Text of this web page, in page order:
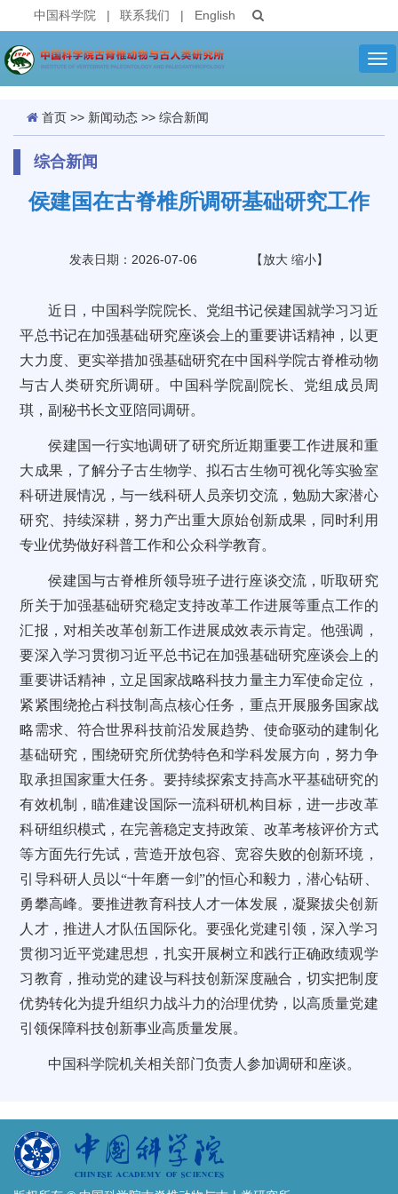
中国科学院 | 联系我们 | English
首页 >> 新闻动态 >> 综合新闻
综合新闻
侯建国在古脊椎所调研基础研究工作
发表日期：2026-07-06 【放大 缩小】
近日，中国科学院院长、党组书记侯建国就学习习近
平总书记在加强基础研究座谈会上的重要讲话精神，以更
大力度、更实举措加强基础研究在中国科学院古脊椎动物
与古人类研究所调研。中国科学院副院长、党组成员周
琪，副秘书长文亚陪同调研。
侯建国一行实地调研了研究所近期重要工作进展和重
大成果，了解分子古生物学、拟石古生物可视化等实验室
科研进展情况，与一线科研人员亲切交流，勉励大家潜心
研究、持续深耕，努力产出重大原始创新成果，同时利用
专业优势做好科普工作和公众科学教育。
侯建国与古脊椎所领导班子进行座谈交流，听取研究
所关于加强基础研究稳定支持改革工作进展等重点工作的
汇报，对相关改革创新工作进展成效表示肯定。他强调，
要深入学习贯彻习近平总书记在加强基础研究座谈会上的
重要讲话精神，立足国家战略科技力量主力军使命定位，
紧紧围绕抢占科技制高点核心任务，重点开展服务国家战
略需求、符合世界科技前沿发展趋势、使命驱动的建制化
基础研究，围绕研究所优势特色和学科发展方向，努力争
取承担国家重大任务。要持续探索支持高水平基础研究的
有效机制，瞄准建设国际一流科研机构目标，进一步改革
科研组织模式，在完善稳定支持政策、改革考核评价方式
等方面先行先试，营造开放包容、宽容失败的创新环境，
引导科研人员以“十年磨一剑”的恒心和毅力，潜心钻研、
勇攀高峰。要推进教育科技人才一体发展，凝聚拔尖创新
人才，推进人才队伍国际化。要强化党建引领，深入学习
贯彻习近平党建思想，扎实开展树立和践行正确政绩观学
习教育，推动党的建设与科技创新深度融合，切实把制度
优势转化为提升组织力战斗力的治理优势，以高质量党建
引领保障科技创新事业高质量发展。
中国科学院机关相关部门负责人参加调研和座谈。